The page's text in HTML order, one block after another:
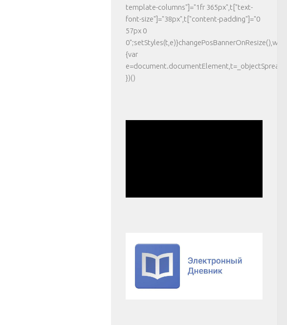
template-columns"]="1fr 365px",t["text-
font-size"]="38px",t["content-padding"]="0
57px 0
{var
})()